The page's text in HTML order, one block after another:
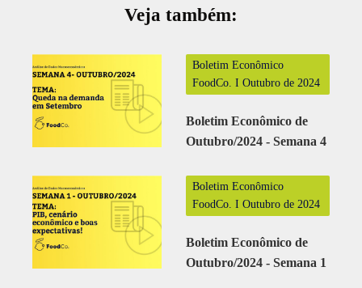
Veja também:
Boletim Econômico
FoodCo. I Outubro de 2024
Boletim Econômico de
Outubro/2024 - Semana 4
Boletim Econômico
FoodCo. I Outubro de 2024
Boletim Econômico de
Outubro/2024 - Semana 1